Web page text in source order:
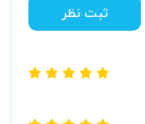
ثبت نظر